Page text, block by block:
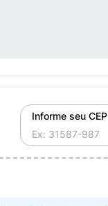
Informe seu CEP